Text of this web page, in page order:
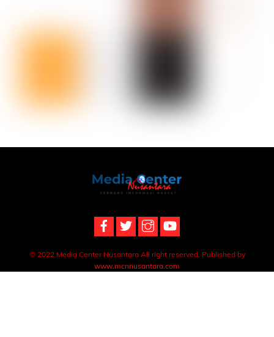
Back
To
© 2022 Media Center Nusantara All right reserved. Published by
www.mcnnusantara.com